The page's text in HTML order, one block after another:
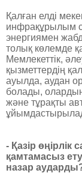
Қалған елді
инфрақұрылым
энергиямен
толық көлемде
Мемлекеттік,
қызметтердің
ауылда, ­аудан
болады, ­олардың
және тұрақты
- Қазір
қамтамасыз
назар